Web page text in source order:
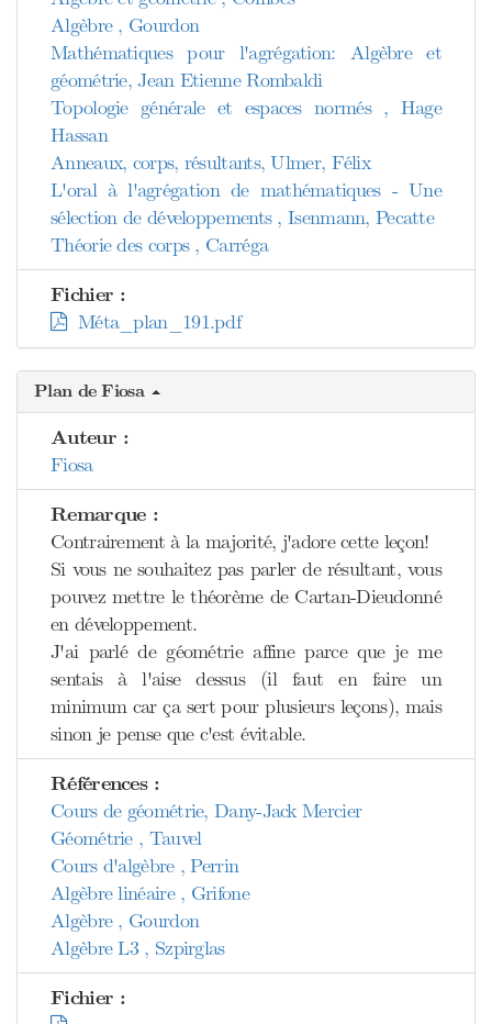
Algèbre , Gourdon
Mathématiques pour l'agrégation: Algèbre et
géométrie, Jean Etienne Rombaldi
Topologie générale et espaces normés , Hage
Hassan
Anneaux, corps, résultants, Ulmer, Félix
L'oral à l'agrégation de mathématiques - Une
sélection de développements , Isenmann, Pecatte
Théorie des corps , Carréga
Fichier :
Méta_plan_191.pdf
Plan de Fiosa
Auteur :
Fiosa
Remarque :
Contrairement à la majorité, j'adore cette leçon!
Si vous ne souhaitez pas parler de résultant, vous
pouvez mettre le théorème de Cartan-Dieudonné
en développement.
J'ai parlé de géométrie affine parce que je me
sentais à l'aise dessus (il faut en faire un
minimum car ça sert pour plusieurs leçons), mais
sinon je pense que c'est évitable.
Références :
Cours de géométrie, Dany-Jack Mercier
Géométrie , Tauvel
Cours d'algèbre , Perrin
Algèbre linéaire , Grifone
Algèbre , Gourdon
Algèbre L3 , Szpirglas
Fichier :